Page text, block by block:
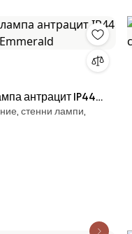
антрацит IP44
стенни лампи,